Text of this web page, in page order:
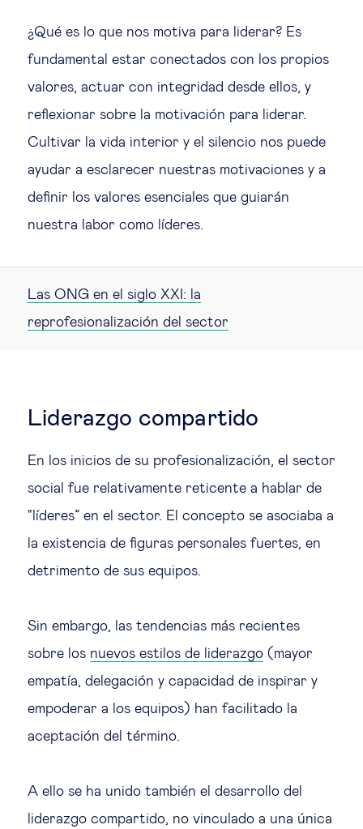
¿Qué es lo que nos motiva para liderar? Es
fundamental estar conectados con los propios
valores, actuar con integridad desde ellos, y
reflexionar sobre la motivación para liderar.
Cultivar la vida interior y el silencio nos puede
ayudar a esclarecer nuestras motivaciones y a
definir los valores esenciales que guiarán
nuestra labor como líderes.
Las ONG en el siglo XXI: la
reprofesionalización del sector
Liderazgo compartido
En los inicios de su profesionalización, el sector
social fue relativamente reticente a hablar de
"líderes” en el sector. El concepto se asociaba a
la existencia de figuras personales fuertes, en
detrimento de sus equipos.
Sin embargo, las tendencias más recientes
sobre los nuevos estilos de liderazgo (mayor
empatía, delegación y capacidad de inspirar y
empoderar a los equipos) han facilitado la
aceptación del término.
A ello se ha unido también el desarrollo del
liderazgo compartido, no vinculado a una única